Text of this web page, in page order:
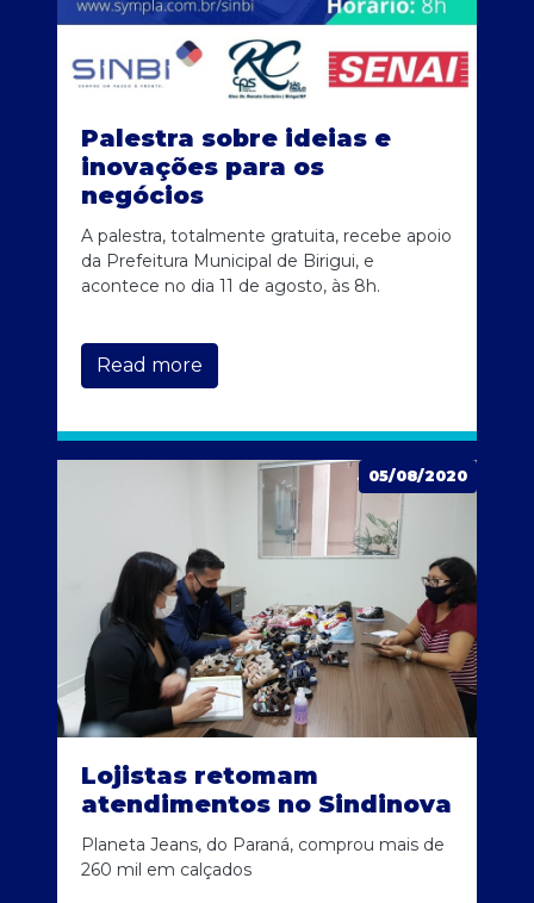
Palestra sobre ideias e
inovações para os
negócios
A palestra, totalmente gratuita, recebe apoio
da Prefeitura Municipal de Birigui, e
acontece no dia 11 de agosto, às 8h.
Read more
05/08/2020
Lojistas retomam
atendimentos no Sindinova
Planeta Jeans, do Paraná, comprou mais de
260 mil em calçados